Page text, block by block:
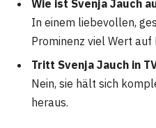
Wie ist Svenja Jauch
In einem liebevollen,
Prominenz viel Wert
Tritt Svenja Jauch in
Nein, sie hält sich
heraus.